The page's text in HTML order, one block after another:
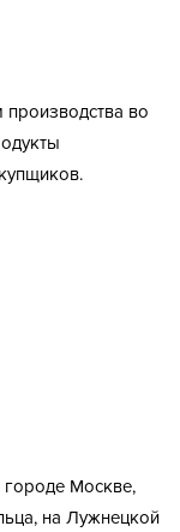
во
Москве,
на Лужнецкой